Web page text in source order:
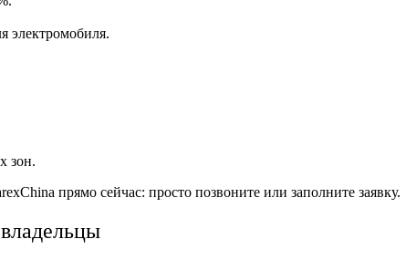
электромобиля.
зон.
прямо сейчас: просто позвоните или заполните заявку.